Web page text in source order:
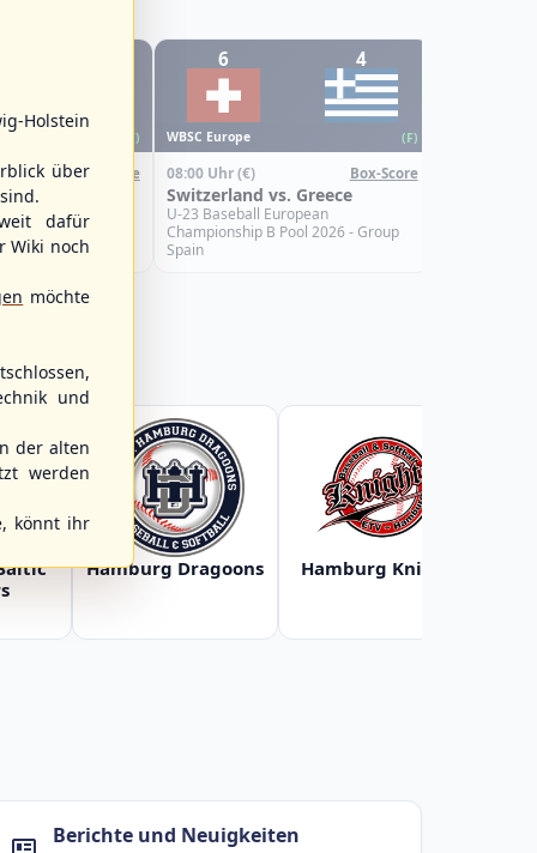
(F)
Box-Score
2026 - Group
6 4
WBSC Europe (F)
08:00 Uhr(€) Box-Score
Switzerland vs. Greece
U-23 Baseball European
Championship B Pool 2026 - Group
Spain
Hamburg Dragoons Hamburg Knights
Berichte und Neuigkeiten
Holstein
über
dafür
Wiki noch
möchte
und
der alten
werden
könnt ihr